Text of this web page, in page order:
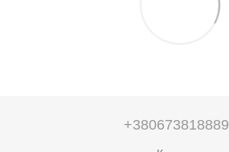
+380673818889